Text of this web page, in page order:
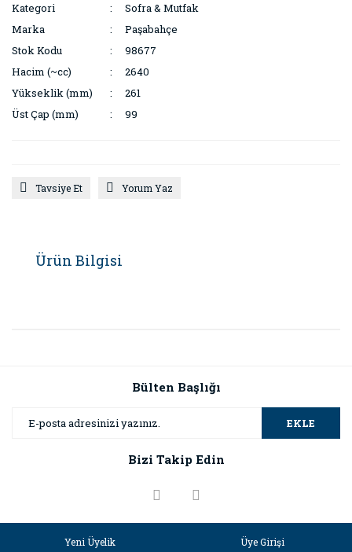
Kategori
Sofra & Mutfak
Marka
Paşabahçe
Stok Kodu
98677
Hacim (~cc)
2640
Yükseklik (mm)
261
Üst Çap (mm)
99
Tavsiye Et Yorum Yaz
Ürün Bilgisi
Bülten Başlığı
EKLE
Bizi Takip Edin
Yeni Üyelik Üye Girişi